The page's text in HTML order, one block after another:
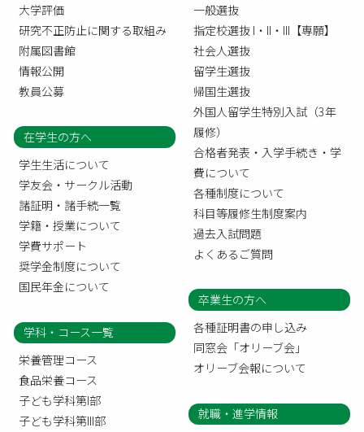
大学評価
研究不正防止に関する取組み
附属図書館
情報公開
教員公募
一般選抜
指定校選抜 I・II・III【専願】
社会人選抜
留学生選抜
帰国生選抜
外国人留学生特別入試（3年
履修）
合格者発表・入学手続き・学
費について
各種制度について
科目等履修生制度案内
過去入試問題
よくあるご質問
在学生の方へ
学生生活について
学友会・サークル活動
諸証明・諸手続一覧
学籍・授業について
学費サポート
奨学金制度について
国民年金について
卒業生の方へ
各種証明書の申し込み
同窓会「オリーブ会」
オリーブ会報について
学科・コース一覧
栄養管理コース
食品栄養コース
子ども学科第I部
子ども学科第III部
就職・進学情報